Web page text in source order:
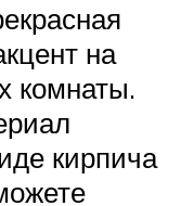
на
комнаты.
кирпича